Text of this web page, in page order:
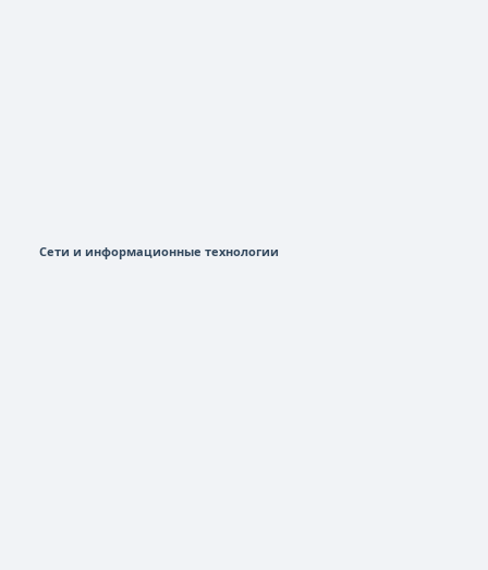
Сети и информационные технологии